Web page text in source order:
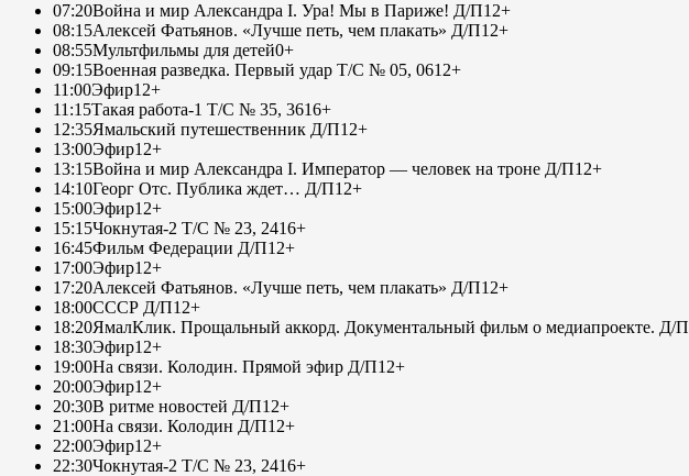
07:20Война и мир Александра I. Ура! Мы в Париже! Д/П12+
08:15Алексей Фатьянов. «Лучше петь, чем плакать» Д/П12+
08:55Мультфильмы для детей0+
09:15Военная разведка. Первый удар Т/С № 05, 0612+
11:00Эфир12+
11:15Такая работа-1 Т/С № 35, 3616+
12:35Ямальский путешественник Д/П12+
13:00Эфир12+
13:15Война и мир Александра I. Император — человек на троне Д/П12+
14:10Георг Отс. Публика ждет… Д/П12+
15:00Эфир12+
15:15Чокнутая-2 Т/С № 23, 2416+
16:45Фильм Федерации Д/П12+
17:00Эфир12+
17:20Алексей Фатьянов. «Лучше петь, чем плакать» Д/П12+
18:00СССР Д/П12+
18:20ЯмалКлик. Прощальный аккорд. Документальный фильм о медиапроекте. Д/П
18:30Эфир12+
19:00На связи. Колодин. Прямой эфир Д/П12+
20:00Эфир12+
20:30В ритме новостей Д/П12+
21:00На связи. Колодин Д/П12+
22:00Эфир12+
22:30Чокнутая-2 Т/С № 23, 2416+